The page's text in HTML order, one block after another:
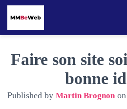
Faire son site
bonne
Published by Martin Brognonon